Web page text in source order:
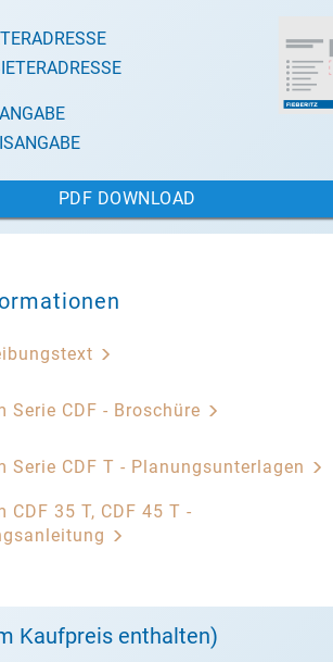
PDF DOWNLOAD
Serie CDF - Broschüre
Serie CDF T - Planungsunterlagen
CDF 35 T, CDF 45 T -
Kaufpreis enthalten)